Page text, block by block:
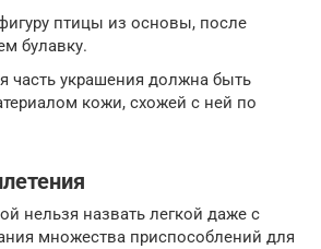
птицы из основы, после
булавку.
часть украшения должна быть
кожи, схожей с ней по
нельзя назвать легкой даже с
множества приспособлений для